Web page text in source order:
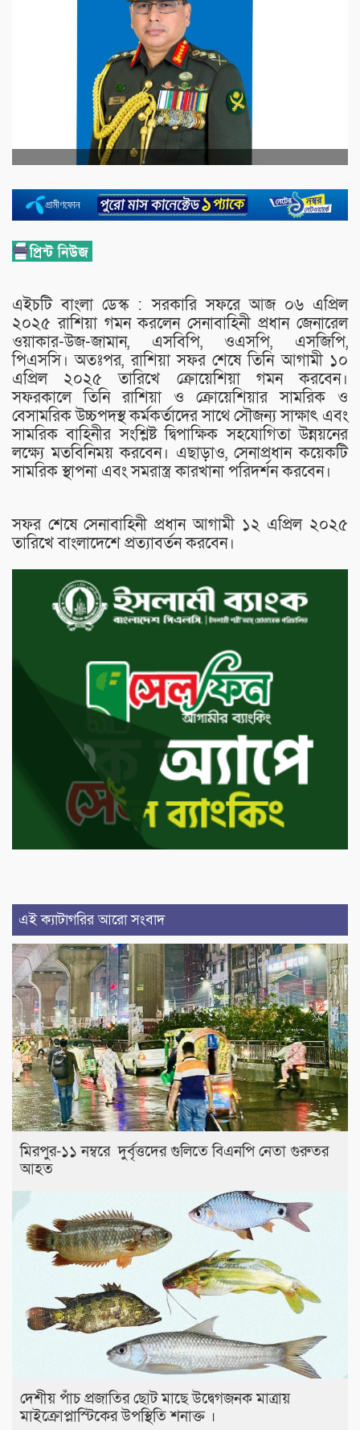
এইচটি বাংলা ডেস্ক : সরকারি সফরে আজ ০৬ এপ্রিল
২০২৫ রাশিয়া গমন করলেন সেনাবাহিনী প্রধান জেনারেল
ওয়াকার-উজ-জামান, এসবিপি, ওএসপি, এসজিপি,
পিএসসি। অতঃপর, রাশিয়া সফর শেষে তিনি আগামী ১০
এপ্রিল ২০২৫ তারিখে ক্রোয়েশিয়া গমন করবেন।
সফরকালে তিনি রাশিয়া ও ক্রোয়েশিয়ার সামরিক ও
বেসামরিক উচ্চপদস্থ কর্মকর্তাদের সাথে সৌজন্য সাক্ষাৎ এবং
সামরিক বাহিনীর সংশ্লিষ্ট দ্বিপাক্ষিক সহযোগিতা উন্নয়নের
লক্ষ্যে মতবিনিময় করবেন। এছাড়াও, সেনাপ্রধান কয়েকটি
সামরিক স্থাপনা এবং সমরাস্ত্র কারখানা পরিদর্শন করবেন।
সফর শেষে সেনাবাহিনী প্রধান আগামী ১২ এপ্রিল ২০২৫
তারিখে বাংলাদেশে প্রত্যাবর্তন করবেন।
এই ক্যাটাগরির আরো সংবাদ
মিরপুর-১১ নম্বরে দুর্বৃত্তদের গুলিতে বিএনপি নেতা গুরুতর
আহত
দেশীয় পাঁচ প্রজাতির ছোট মাছে উদ্বেগজনক মাত্রায়
মাইক্রোপ্লাস্টিকের উপস্থিতি শনাক্ত ।